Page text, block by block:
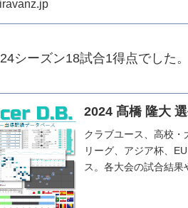
シーズン18試合1得点でした
2024 髙橋 隆大
クラブユース、高校
リーグ、アジア杯、
ス。各大会の試合結